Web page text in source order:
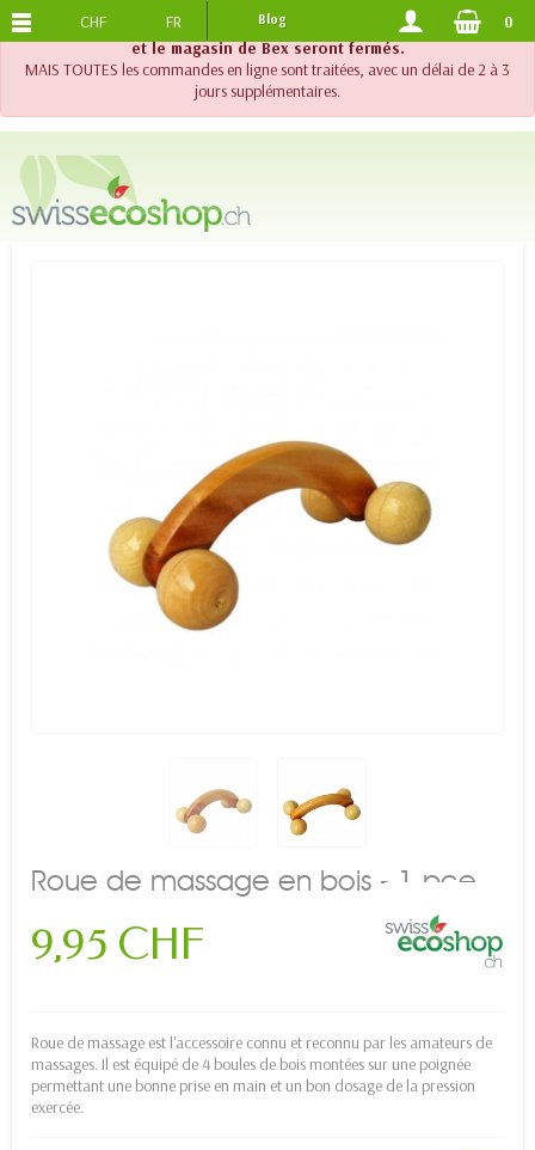
!! Important !! Jusqu'au 20 août 2026, le support téléphonique
et le magasin de Bex seront fermés.
MAIS TOUTES les commandes en ligne sont traitées, avec un délai de 2 à 3
jours supplémentaires.
PORTS OFFERTS DES 120.-
CHF FR Blog 0
Roue de massage en bois - 1 pce
9,95 CHF
Roue de massage est l'accessoire connu et reconnu par les amateurs de
massages. Il est équipé de 4 boules de bois montées sur une poignée
permettant une bonne prise en main et un bon dosage de la pression
exercée.